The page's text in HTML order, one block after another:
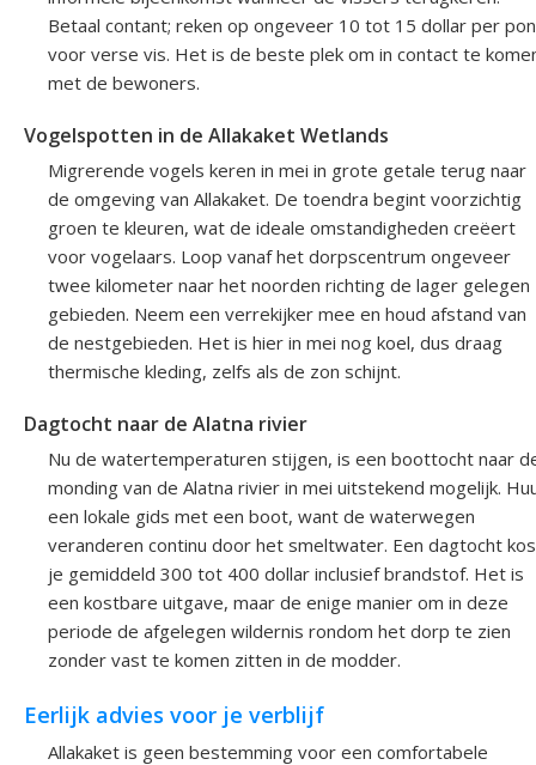
Betaal contant; reken op ongeveer 10 tot 15 dollar per
voor verse vis. Het is de beste plek om in contact te
met de bewoners.
Vogelspotten in de Allakaket Wetlands
Migrerende vogels keren in mei in grote getale terug naar
de omgeving van Allakaket. De toendra begint voorzichtig
groen te kleuren, wat de ideale omstandigheden creëert
voor vogelaars. Loop vanaf het dorpscentrum ongeveer
twee kilometer naar het noorden richting de lager gelegen
gebieden. Neem een verrekijker mee en houd afstand van
de nestgebieden. Het is hier in mei nog koel, dus draag
thermische kleding, zelfs als de zon schijnt.
Dagtocht naar de Alatna rivier
Nu de watertemperaturen stijgen, is een boottocht naar
monding van de Alatna rivier in mei uitstekend mogelijk.
een lokale gids met een boot, want de waterwegen
veranderen continu door het smeltwater. Een dagtocht
je gemiddeld 300 tot 400 dollar inclusief brandstof. Het is
een kostbare uitgave, maar de enige manier om in deze
periode de afgelegen wildernis rondom het dorp te zien
zonder vast te komen zitten in de modder.
Eerlijk advies voor je verblijf
Allakaket is geen bestemming voor een comfortabele